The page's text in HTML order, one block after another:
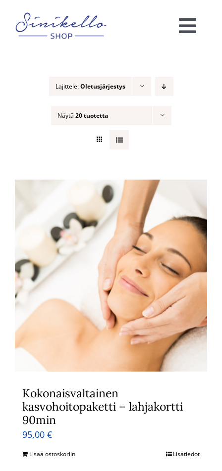
content
Lajittele:Oletusjärjestys
Näytä 20 tuotetta
Kokonaisvaltainen
kasvohoitopaketti – lahjakortti
90min
95,00 €
Lisää ostoskoriin Lisätiedot